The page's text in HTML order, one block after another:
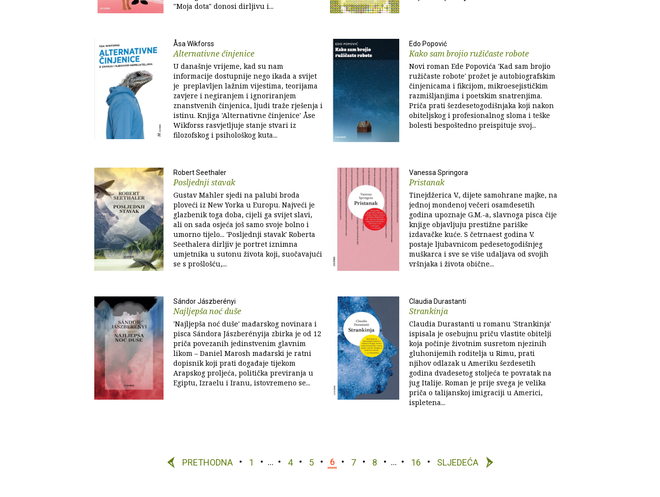
"Moja dota" donosi dirljivu i...
Åsa Wikforss
Alternativne činjenice
U današnje vrijeme, kad su nam
informacije dostupnije nego ikada a svijet
je preplavljen lažnim vijestima, teorijama
zavjere i negiranjem i ignoriranjem
znanstvenih činjenica, ljudi traže rješenja i
istinu. Knjiga 'Alternativne činjenice' Åse
Wikforss rasvjetljuje stanje stvari iz
filozofskog i psihološkog kuta...
Edo Popović
Kako sam brojio ružičaste robote
Novi roman Ede Popovića 'Kad sam brojio
ružičaste robote' prožet je autobiografskim
činjenicama i fikcijom, mikroesejističkim
razmišljanjima i poetskim snatrenjima.
Priča prati šezdesetogodišnjaka koji nakon
obiteljskog i profesionalnog sloma i teške
bolesti bespoštedno preispituje svoj...
Robert Seethaler
Posljednji stavak
Gustav Mahler sjedi na palubi broda
ploveći iz New Yorka u Europu. Najveći je
glazbenik toga doba, cijeli ga svijet slavi,
ali on sada osjeća još samo svoje bolno i
umorno tijelo... 'Posljednji stavak' Roberta
Seethalera dirljiv je portret iznimna
umjetnika u sutonu života koji, suočavajući
se s prošlošću,...
Vanessa Springora
Pristanak
Tinejdžerica V., dijete samohrane majke, na
jednoj mondenoj večeri osamdesetih
godina upoznaje G.M.-a, slavnoga pisca čije
knjige objavljuju prestižne pariške
izdavačke kuće. S četrnaest godina V.
postaje ljubavnicom pedesetogodišnjeg
muškarca i sve se više udaljava od svojih
vršnjaka i života obične...
Sándor Jászberényi
Najljepša noć duše
'Najljepša noć duše' mađarskog novinara i
pisca Sándora Jászberényija zbirka je od 12
priča povezanih jedinstvenim glavnim
likom – Daniel Marosh mađarski je ratni
dopisnik koji prati događaje tijekom
Arapskog proljeća, politička previranja u
Egiptu, Izraelu i Iranu, istovremeno se...
Claudia Durastanti
Strankinja
Claudia Durastanti u romanu 'Strankinja'
ispisala je osebujnu priču vlastite obitelji
koja počinje životnim susretom njezinih
gluhonijemih roditelja u Rimu, prati
njihov odlazak u Ameriku šezdesetih
godina dvadesetog stoljeća te povratak na
jug Italije. Roman je prije svega je velika
priča o talijanskoj imigraciji u Americi,
ispletena...
PRETHODNA 1 … 4 5 6 7 8 … 16 SLJEDEĆA